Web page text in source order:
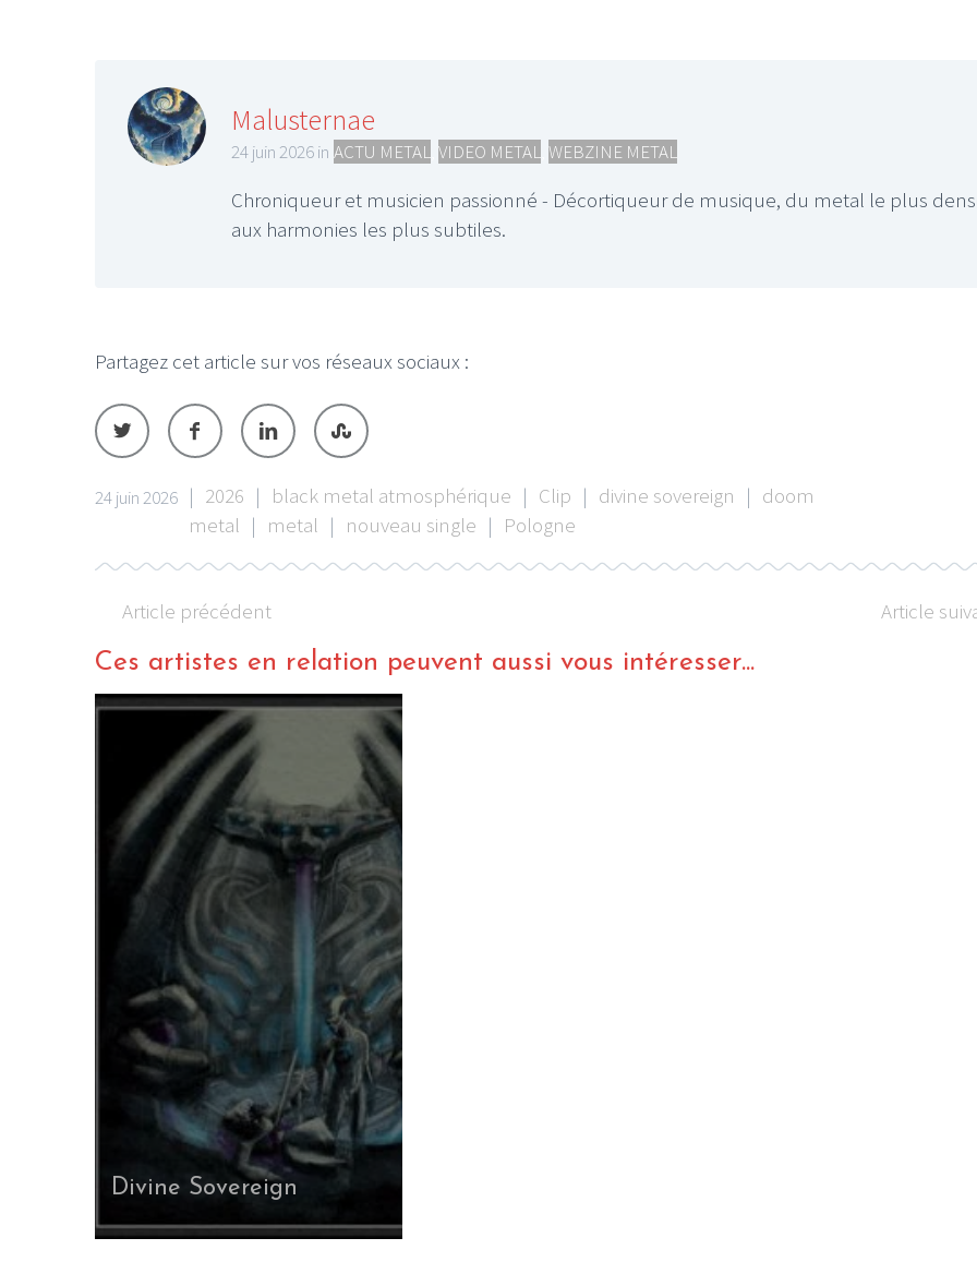
Malusternae
24 juin 2026 in ACTU METAL VIDEO METAL WEBZINE METAL
Chroniqueur et musicien passionné - Décortiqueur de musique, du metal le plus
aux harmonies les plus subtiles.
Partagez cet article sur vos réseaux sociaux :
24 juin 2026 | 2026 | black metal atmosphérique | Clip | divine sovereign | doom
metal | metal | nouveau single | Pologne
Article précédent Article
Ces artistes en relation peuvent aussi vous intéresser...
Divine Sovereign